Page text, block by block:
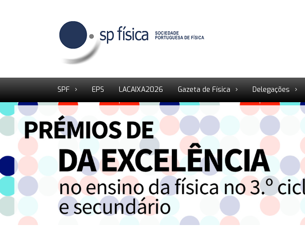
SPF EPS LACAIXA2026 Gazeta de Física Delegações